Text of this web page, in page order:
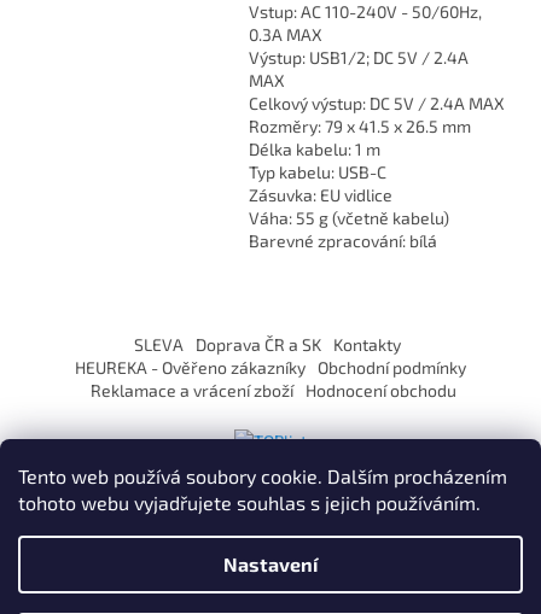
Tento web používá soubory cookie. Dalším procházením
tohoto webu vyjadřujete souhlas s jejich používáním.
Nastavení
Vstup: AC 110-240V - 50/60Hz,
0.3A MAX
Výstup: USB1/2; DC 5V / 2.4A
MAX
Celkový výstup: DC 5V / 2.4A MAX
Rozměry: 79 x 41.5 x 26.5 mm
Délka kabelu: 1 m
Typ kabelu: USB-C
Zásuvka: EU vidlice
Váha: 55 g (včetně kabelu)
Barevné zpracování: bílá
í
SLEVA Doprava ČR a SK
Kontakty
HEUREKA - Ověřeno zákazníky
Obchodní podmínky
Reklamace a vrácení zboží
Hodnocení obchodu